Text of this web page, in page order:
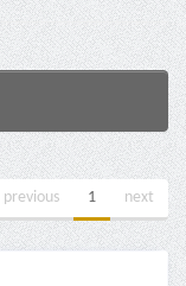
previous 1 next